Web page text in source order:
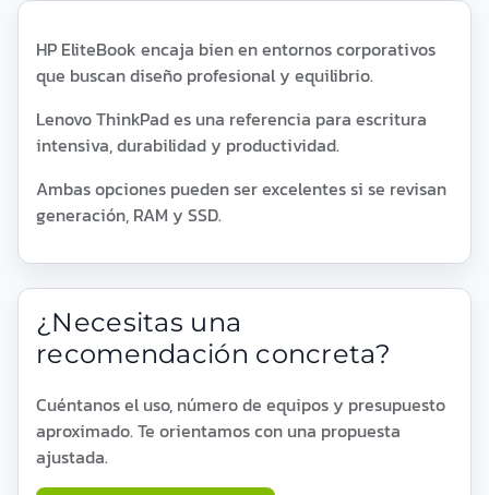
HP EliteBook encaja bien en entornos corporativos
que buscan diseño profesional y equilibrio.
Lenovo ThinkPad es una referencia para escritura
intensiva, durabilidad y productividad.
Ambas opciones pueden ser excelentes si se revisan
generación, RAM y SSD.
¿Necesitas una
recomendación concreta?
Cuéntanos el uso, número de equipos y presupuesto
aproximado. Te orientamos con una propuesta
ajustada.